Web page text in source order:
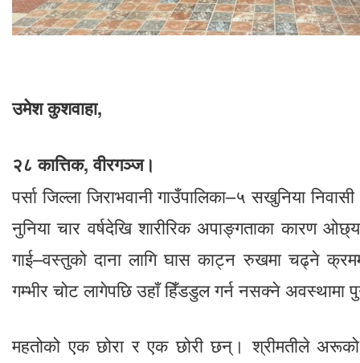
उमेश कुशवाहा,
२८ कात्तिक, वीरगञ्ज।
पर्सा जिल्ला जिराभवानी गाउँपालिका–५ सखुनिया
नुनिया चार वर्षदेखि शारीरिक अपाङ्गताका कारण
गाई–वस्तुको दाना लागि घास काट्न रुखमा चढ्ने
गम्भीर चोट लागेपछि उहाँ हिँडडुल गर्न नसक्ने अवस्थामा
महतोको एक छोरा र एक छोरी छन्। श्रीमतीले अरूको